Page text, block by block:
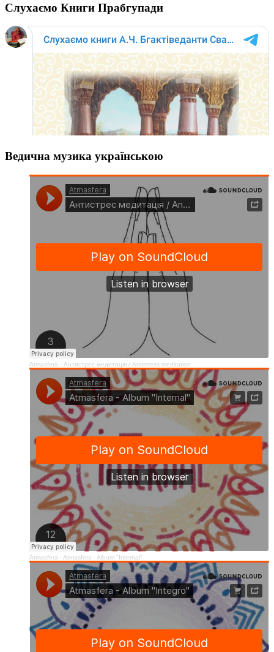
Слухаємо Книги Прабгупади
Ведична музика українською
Atmasfera · Антистрес медитація / Аntistress meditation
Atmasfera · Atmasfera - Album "Internal"